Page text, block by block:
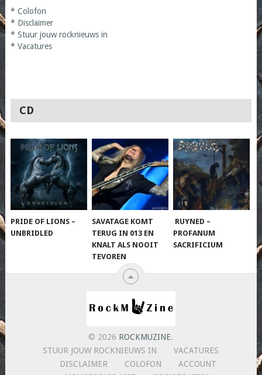
* Colofon
* Disclaimer
* Stuur jouw rocknieuws in
* Vacatures
CD
PRIDE OF LIONS –
UNBRIDLED
SAVATAGE KOMT
TERUG IN 013 EN
KNALT ALS NOOIT
TEVOREN
RUYNED –
PROFANUM
SACRIFICIUM
© 2026 ROCKMUZINE.
STUUR JOUW ROCKNIEUWS IN
VACATURES
DISCLAIMER
COLOFON
ACCOUNT